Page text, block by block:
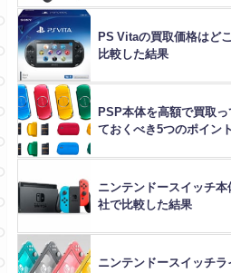
PS Vitaの買取価格はど
比較した結果
PSP本体を高額で買取
ておくべき5つのポイン
ニンテンドースイッチ
社で比較した結果
ニンテンドースイッチ